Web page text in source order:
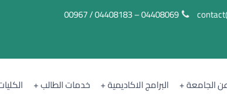
04408069 – 04408183 / 00967
الجامعة البرامج الاكاديمية خدمات الطالب